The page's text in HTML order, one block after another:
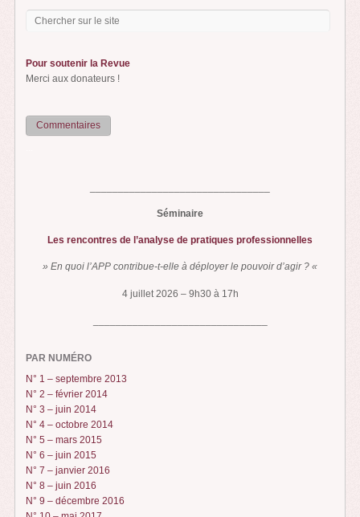
Pour soutenir la Revue
Merci aux donateurs !
Commentaires
Séminaire
Les rencontres de l’analyse de pratiques professionnelles
» En quoi l’APP contribue-t-elle à déployer le pouvoir d’agir ? «
4 juillet 2026 – 9h30 à 17h
PAR NUMÉRO
N° 1 – septembre 2013
N° 2 – février 2014
N° 3 – juin 2014
N° 4 – octobre 2014
N° 5 – mars 2015
N° 6 – juin 2015
N° 7 – janvier 2016
N° 8 – juin 2016
N° 9 – décembre 2016